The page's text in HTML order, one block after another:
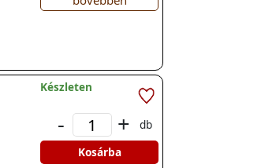
Készleten
- +
db
Kosárba